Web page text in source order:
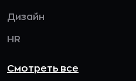
Дизайн
HR
Смотреть все